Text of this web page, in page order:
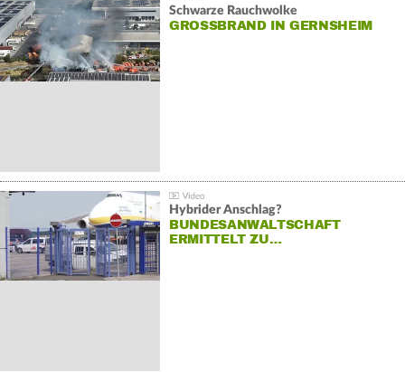
Schwarze Rauchwolke
GROSSBRAND IN GERNSHEIM
Hybrider Anschlag?
BUNDESANWALTSCHAFT
ERMITTELT ZU…